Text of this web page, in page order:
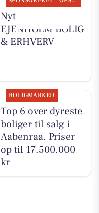
Nyt fra
EJENHOLM BOLIG
& ERHVERV
BOLIGMARKED
Top 6 over dyreste
boliger til salg i
Aabenraa. Priser
op til 17.500.000
kr